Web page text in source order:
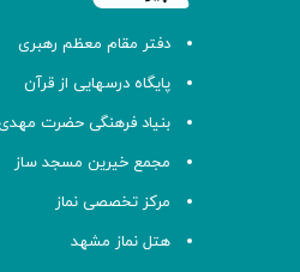
دفتر مقام معظم رهبری
پایگاه درسهایی از قرآن
بنیاد فرهنگی حضرت
مجمع خیرین مسجد ساز
مرکز تخصصی نماز
هتل نماز مشهد